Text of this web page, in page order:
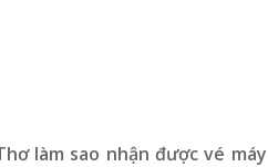
làm sao nhận được vé